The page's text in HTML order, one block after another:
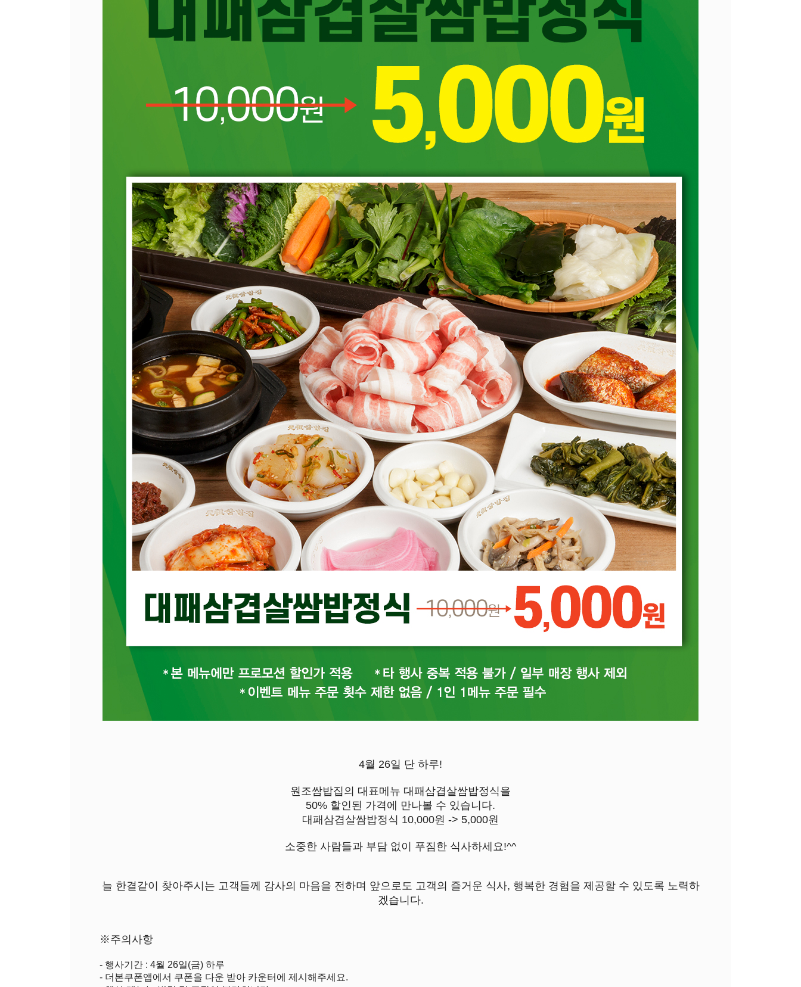
4월 26일 단 하루!
원조쌈밥집의 대표메뉴 대패삼겹살쌈밥정식을
50% 할인된 가격에 만나볼 수 있습니다.
대패삼겹살쌈밥정식 10,000원 -> 5,000원
소중한 사람들과 부담 없이 푸짐한 식사하세요!^^
늘 한결같이 찾아주시는 고객들께 감사의 마음을 전하며 앞으로도 고객의 즐거운 식사, 행복한 경험을 제공할 수 있도록 노력하
겠습니다.
※주의사항
- 행사기간 : 4월 26일(금) 하루
- 더본쿠폰앱에서 쿠폰을 다운 받아 카운터에 제시해주세요.